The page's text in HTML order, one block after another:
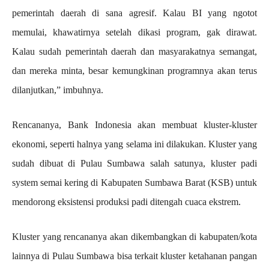
pemerintah daerah di sana agresif. Kalau BI yang ngotot
memulai, khawatirnya setelah dikasi program, gak dirawat.
Kalau sudah pemerintah daerah dan masyarakatnya semangat,
dan mereka minta, besar kemungkinan programnya akan terus
dilanjutkan,” imbuhnya.
Rencananya, Bank Indonesia akan membuat kluster-kluster
ekonomi, seperti halnya yang selama ini dilakukan. Kluster yang
sudah dibuat di Pulau Sumbawa salah satunya, kluster padi
system semai kering di Kabupaten Sumbawa Barat (KSB) untuk
mendorong eksistensi produksi padi ditengah cuaca ekstrem.
Kluster yang rencananya akan dikembangkan di kabupaten/kota
lainnya di Pulau Sumbawa bisa terkait kluster ketahanan pangan